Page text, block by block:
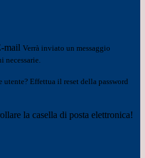
mail Verrà inviato un messaggio
utente? Effettua il reset della password
la casella di posta elettronica!